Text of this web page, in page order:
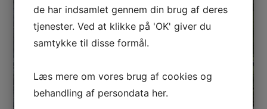
de har indsamlet gennem din brug af deres
tjenester. Ved at klikke på 'OK' giver du
samtykke til disse formål.
Læs mere om vores brug af cookies og
behandling af persondata her.